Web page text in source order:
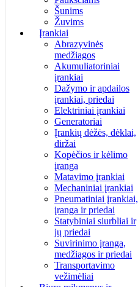
Šunims
Žuvims
Įrankiai
Abrazyvinės
medžiagos
Akumuliatoriniai
įrankiai
Dažymo ir apdailos
įrankiai, priedai
Elektriniai įrankiai
Generatoriai
Įrankių dėžės, dėklai,
diržai
Kopėčios ir kėlimo
įranga
Matavimo įrankiai
Mechaniniai įrankiai
Pneumatiniai įrankiai,
įranga ir priedai
Statybiniai siurbliai ir
jų priedai
Suvirinimo įranga,
medžiagos ir priedai
Transportavimo
vežimėliai